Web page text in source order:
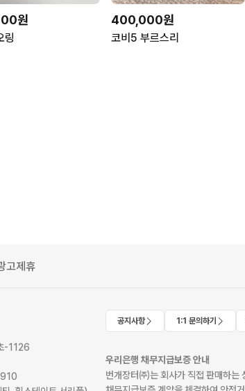
원
링
400,000원
코비5 부르스리
고제휴
-1126
공지사항 1:1 문의하기
우리은행 채무지급보증 안내
번개장터㈜는 회사가 직접 판매하는